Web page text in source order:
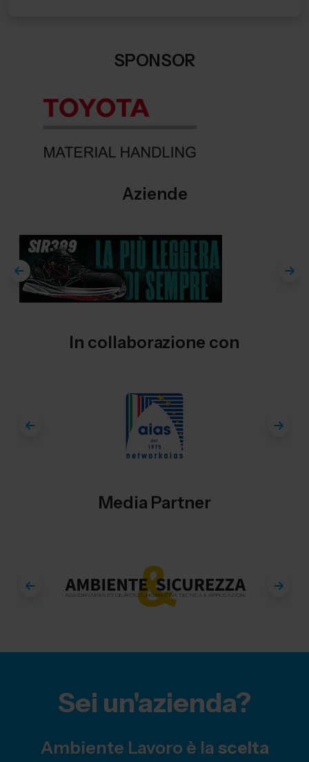
SPONSOR
Aziende
In collaborazione con
Media Partner
Sei un'azienda?
Ambiente Lavoro è la scelta